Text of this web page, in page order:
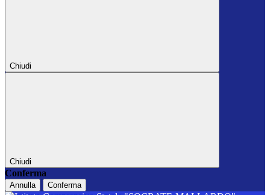
Chiudi
Chiudi
Conferma
Annulla Conferma